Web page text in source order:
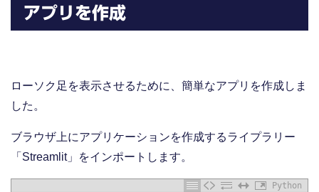
アプリを作成
ローソク足を表示させるために、簡単なアプリを作成しま
した。
ブラウザ上にアプリケーションを作成するライプラリー
「Streamlit」をインポートします。
Python